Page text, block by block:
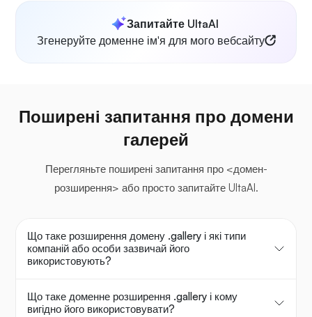
Запитайте UltaAI
Згенеруйте доменне ім'я для мого вебсайту
Поширені запитання про домени
галерей
Перегляньте поширені запитання про <домен-
розширення> або просто запитайте UltaAI.
Що таке розширення домену .gallery і які типи
компаній або особи зазвичай його
використовують?
Що таке доменне розширення .gallery і кому
вигідно його використовувати?